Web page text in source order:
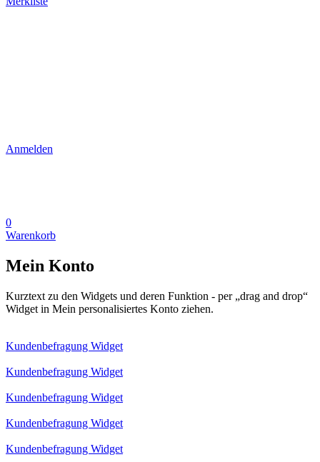
Anmelden
0
Warenkorb
Mein Konto
Kurztext zu den Widgets und deren Funktion - per „drag and drop“
Widget in Mein personalisiertes Konto ziehen.
Kundenbefragung Widget
Kundenbefragung Widget
Kundenbefragung Widget
Kundenbefragung Widget
Kundenbefragung Widget